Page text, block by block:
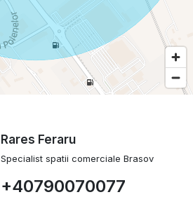
Rares Feraru
Specialist spatii comerciale Brasov
+40790070077